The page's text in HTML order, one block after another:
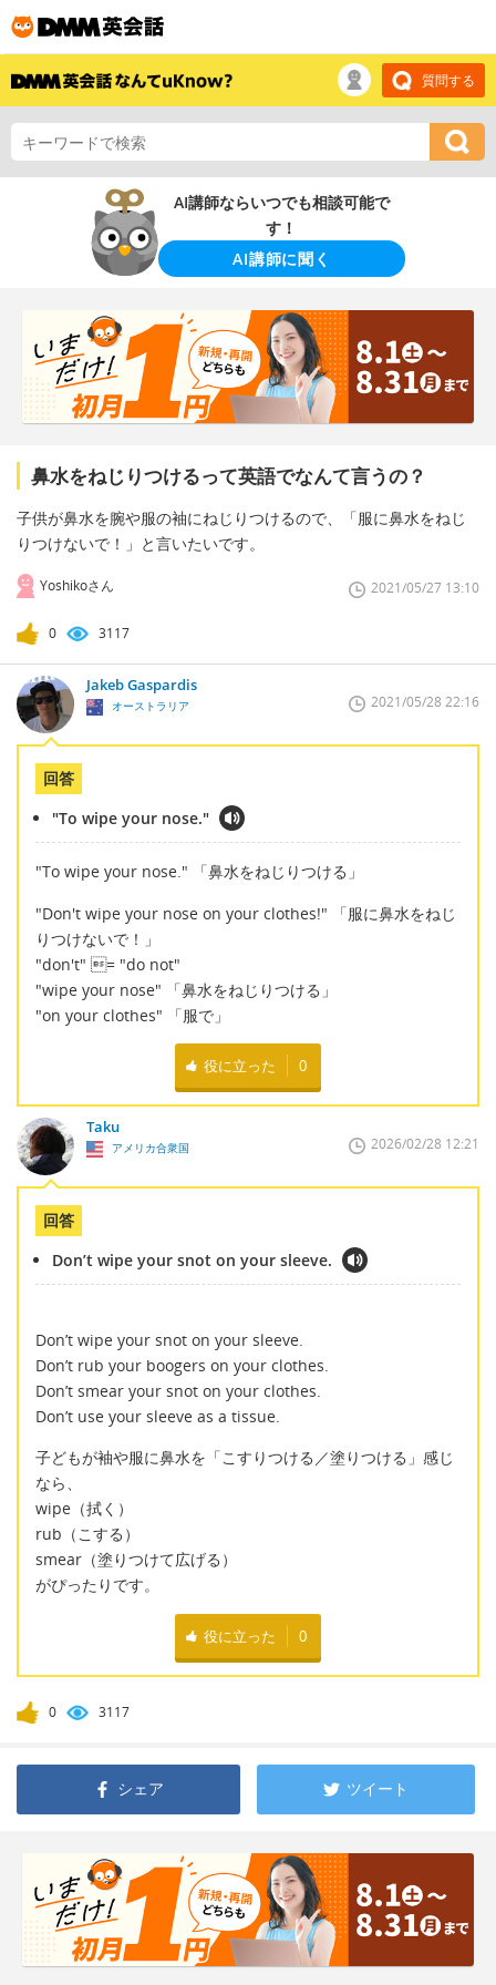
質問する
AI講師ならいつでも相談可能で
す！
AI講師に聞く
鼻水をねじりつけるって英語でなんて言うの？
子供が鼻水を腕や服の袖にねじりつけるので、「服に鼻水をねじ
りつけないで！」と言いたいです。
Yoshikoさん 2021/05/27 13:10
0 3117
Jakeb Gaspardis
オーストラリア 2021/05/28 22:16
回答
"To wipe your nose."
"To wipe your nose." 「鼻水をねじりつける」
"Don't wipe your nose on your clothes!" 「服に鼻水をねじ
りつけないで！」
"don't" = "do not"
"wipe your nose" 「鼻水をねじりつける」
"on your clothes" 「服で」
役に立った 0
Taku
アメリカ合衆国 2026/02/28 12:21
回答
Don’t wipe your snot on your sleeve.
Don’t wipe your snot on your sleeve.
Don’t rub your boogers on your clothes.
Don’t smear your snot on your clothes.
Don’t use your sleeve as a tissue.
子どもが袖や服に鼻水を「こすりつける／塗りつける」感じ
なら、
wipe（拭く）
rub（こする）
smear（塗りつけて広げる）
がぴったりです。
役に立った 0
0 3117
シェア ツイート